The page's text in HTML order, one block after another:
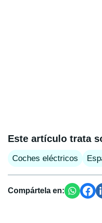
Este artículo trata
Coches eléctricos
Compártela en: